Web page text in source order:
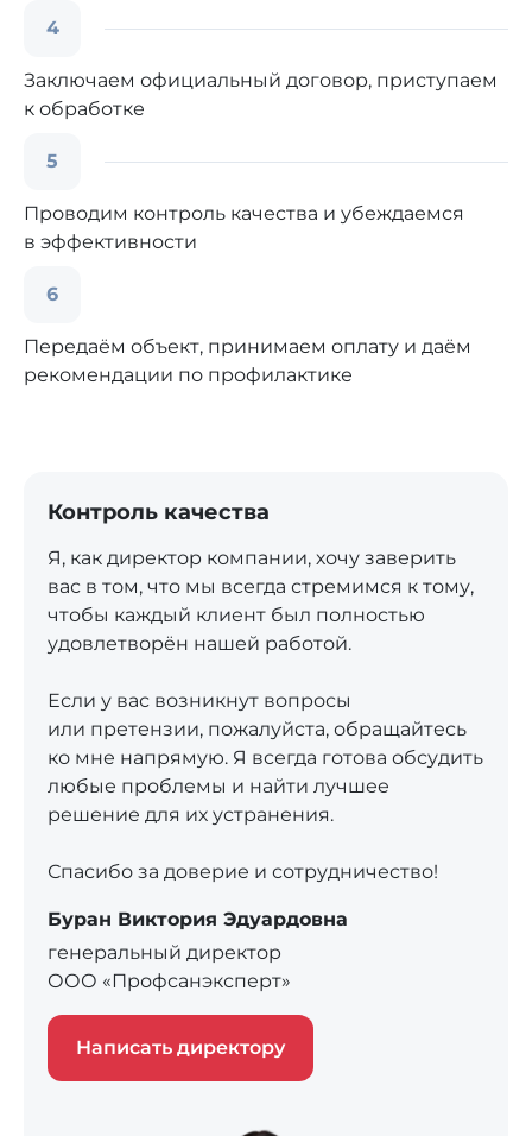
4
Заключаем официальный договор, приступаем
к обработке
5
Проводим контроль качества и убеждаемся
в эффективности
6
Передаём объект, принимаем оплату и даём
рекомендации по профилактике
Контроль качества
Я, как директор компании, хочу заверить
вас в том, что мы всегда стремимся к тому,
чтобы каждый клиент был полностью
удовлетворён нашей работой.
Если у вас возникнут вопросы
или претензии, пожалуйста, обращайтесь
ко мне напрямую. Я всегда готова обсудить
любые проблемы и найти лучшее
решение для их устранения.
Спасибо за доверие и сотрудничество!
Буран Виктория Эдуардовна
генеральный директор
ООО «Профсанэксперт»
Написать директору